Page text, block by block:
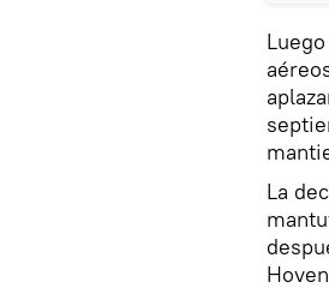
La